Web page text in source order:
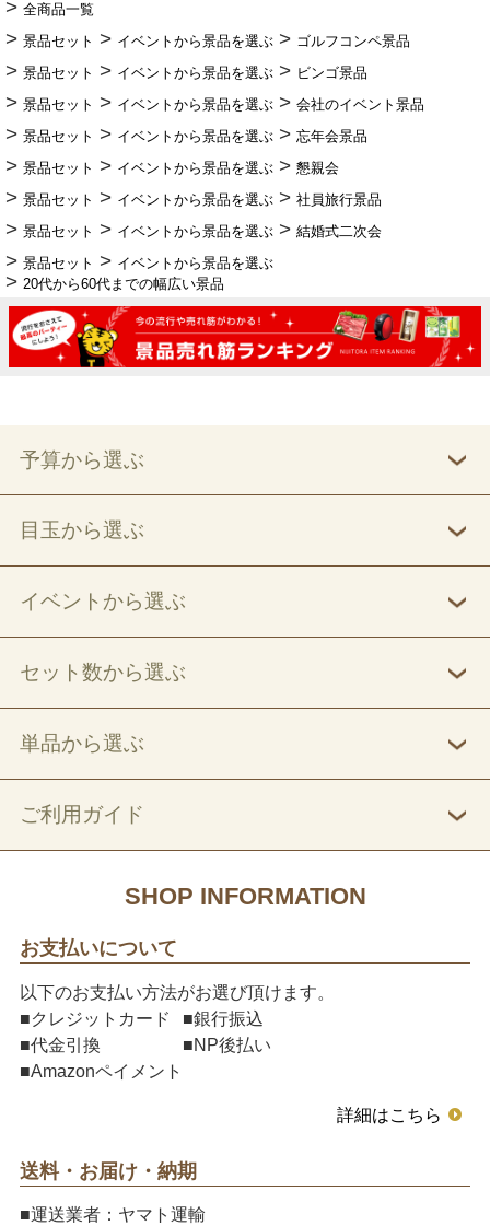
全商品一覧
景品セット
イベントから景品を選ぶ
ゴルフコンペ景品
景品セット
イベントから景品を選ぶ
ビンゴ景品
景品セット
イベントから景品を選ぶ
会社のイベント景品
景品セット
イベントから景品を選ぶ
忘年会景品
景品セット
イベントから景品を選ぶ
懇親会
景品セット
イベントから景品を選ぶ
社員旅行景品
景品セット
イベントから景品を選ぶ
結婚式二次会
景品セット
イベントから景品を選ぶ
20代から60代までの幅広い景品
予算から選ぶ
目玉から選ぶ
イベントから選ぶ
セット数から選ぶ
単品から選ぶ
ご利用ガイド
SHOP INFORMATION
お支払いについて
以下のお支払い方法がお選び頂けます。
■クレジットカード
■銀行振込
■代金引換
■NP後払い
■Amazonペイメント
詳細はこちら
送料・お届け・納期
■運送業者：ヤマト運輸